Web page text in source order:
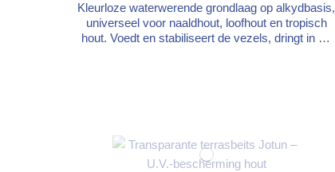
Kleurloze waterwerende grondlaag op alkydbasis,
universeel voor naaldhout, loofhout en tropisch
hout. Voedt en stabiliseert de vezels, dringt in de